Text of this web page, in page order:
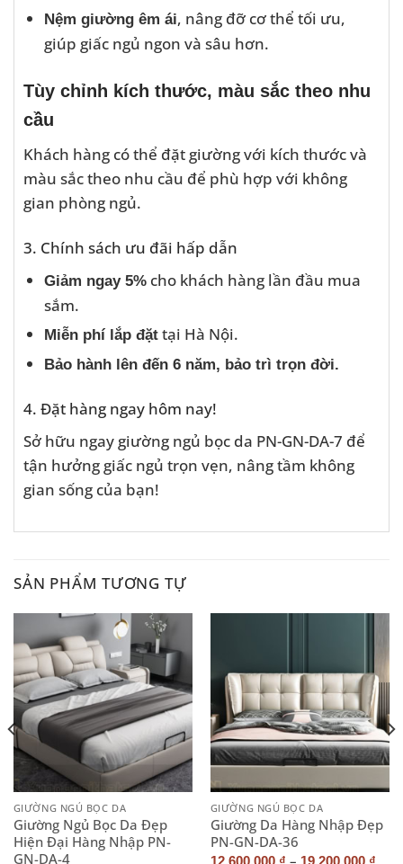
Nệm giường êm ái, nâng đỡ cơ thể tối ưu,
giúp giấc ngủ ngon và sâu hơn.
Tùy chỉnh kích thước, màu sắc theo nhu
cầu
Khách hàng có thể đặt giường với kích thước và
màu sắc theo nhu cầu để phù hợp với không
gian phòng ngủ.
3. Chính sách ưu đãi hấp dẫn
Giảm ngay 5%cho khách hàng lần đầu mua
sắm.
Miễn phí lắp đặttại Hà Nội.
Bảo hành lên đến 6 năm, bảo trì trọn đời.
4. Đặt hàng ngay hôm nay!
Sở hữu ngay giường ngủ bọc da PN-GN-DA-7 để
tận hưởng giấc ngủ trọn vẹn, nâng tầm không
gian sống của bạn!
SẢN PHẨM TƯƠNG TỰ
GIƯỜNG NGỦ BỌC DA
Giường Ngủ Bọc Da Đẹp
Hiện Đại Hàng Nhập PN-
GN-DA-4
GIƯỜNG NGỦ BỌC DA
Giường Da Hàng Nhập Đẹp
PN-GN-DA-36
–